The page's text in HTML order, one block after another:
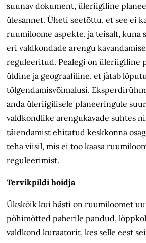
suunav dokument, üleriigiline
ülesannet. Üheti seetõttu, et see ei
ruumiloome aspekte, ja teisalt, kuna
eri valdkondade arengu
reguleeritud. Pealegi on üleriigiline
üldine ja geograafiline, et jätab
tõlgendamisvõimalusi.
anda üleriigilisele planeeringule
valdkondlike arengukavade suhtes
täiendamist ehitatud keskkonna
teha viisil, mis ei too kaasa
reguleerimist.
Tervikpildi hoidja
Ükskõik kui hästi on ruumiloomet
põhimõtted paberile pandud,
valdkond kuraatorit, kes selle eest